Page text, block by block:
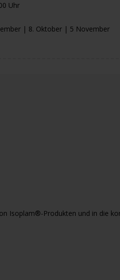
Uhr
| 8. Oktober | 5 November
Isoplam®-Produkten und in die